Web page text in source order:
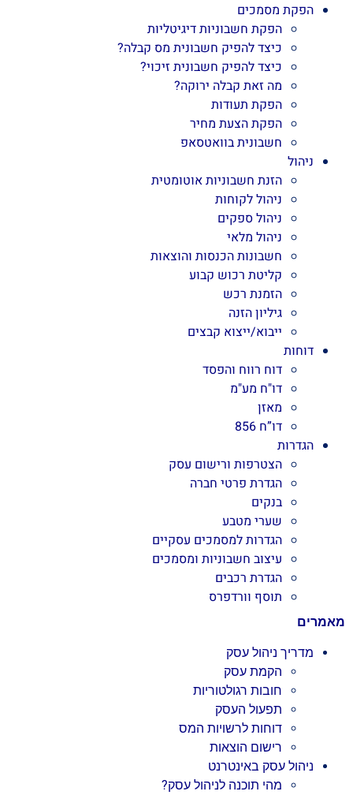
הפקת מסמכים
הפקת חשבוניות דיגיטליות
כיצד להפיק חשבונית מס קבלה?
כיצד להפיק חשבונית זיכוי?
מה זאת קבלה ירוקה?
הפקת תעודות
הפקת הצעת מחיר
חשבונית בוואטסאפ
ניהול
הזנת חשבוניות אוטומטית
ניהול לקוחות
ניהול ספקים
ניהול מלאי
חשבונות הכנסות והוצאות
קליטת רכוש קבוע
הזמנת רכש
גיליון הזנה
ייבוא/ייצוא קבצים
דוחות
דוח רווח והפסד
דו"ח מע"מ
מאזן
דו”ח 856
הגדרות
הצטרפות ורישום עסק
הגדרת פרטי חברה
בנקים
שערי מטבע
הגדרות למסמכים עסקיים
עיצוב חשבוניות ומסמכים
הגדרת רכבים
תוסף וורדפרס
מאמרים
מדריך ניהול עסק
הקמת עסק
חובות רגולטוריות
תפעול העסק
דוחות לרשויות המס
רישום הוצאות
ניהול עסק באינטרנט
מהי תוכנה לניהול עסק?